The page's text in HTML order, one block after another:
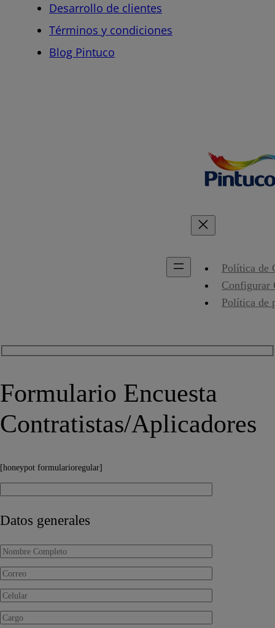
Desarrollo de clientes
Términos y condiciones
Blog Pintuco
Política de
Configurar
Política de
Formulario Encuesta
Contratistas/Aplicadores
[honeypot formularioregular]
Datos generales